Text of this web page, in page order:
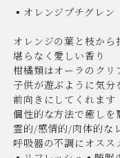
▪︎オレンジプチグレン
オレンジの葉と枝から
堪らなく愛しい香り
柑橘類はオーラのクリ
子供が遊ぶように気分
前向きにしてくれます
個性的な方法で癒しを
霊的/感情的/肉体的な
呼吸器の不調にオスス